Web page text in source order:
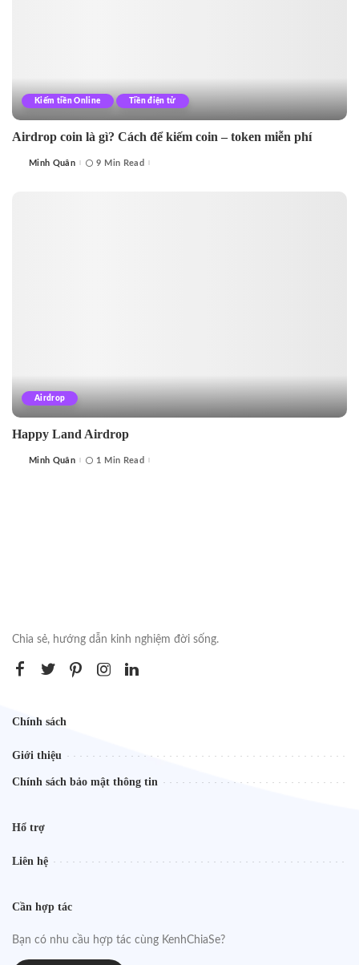
Kiếm tiền Online Tiền điện tử
Airdrop coin là gì? Cách để kiếm coin – token miễn phí
PostedMinh Quân 9 Min Read
Airdrop
Happy Land Airdrop
PostedMinh Quân 1 Min Read
Chia sẻ, hướng dẫn kinh nghiệm đời sống.
Chính sách
Giới thiệu
Chính sách bảo mật thông tin
Hổ trợ
Liên hệ
Cần hợp tác
Bạn có nhu cầu hợp tác cùng KenhChiaSe?